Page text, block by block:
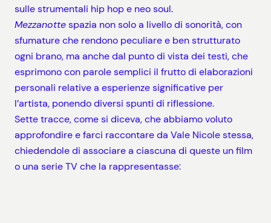
sulle strumentali hip hop e neo soul.
Mezzanottespazia non solo a livello di sonorità, con
sfumature che rendono peculiare e ben strutturato
ogni brano, ma anche dal punto di vista dei testi, che
esprimono con parole semplici il frutto di elaborazioni
personali relative a esperienze significative per
l’artista, ponendo diversi spunti di riflessione.
Sette tracce, come si diceva, che abbiamo voluto
approfondire e farci raccontare da Vale Nicole stessa,
chiedendole di associare a ciascuna di queste un film
o una serie TV che la rappresentasse: